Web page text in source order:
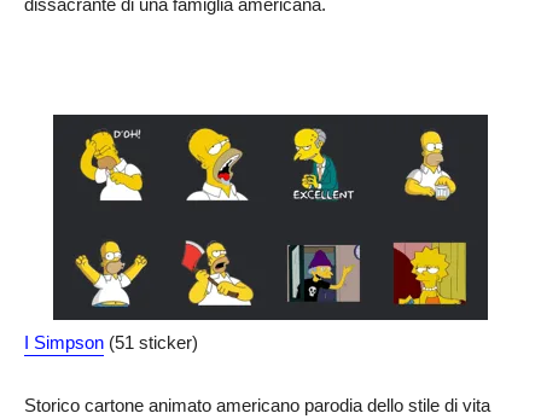
dissacrante di una famiglia americana.
I Simpson (51 sticker)
Storico cartone animato americano parodia dello stile di vita